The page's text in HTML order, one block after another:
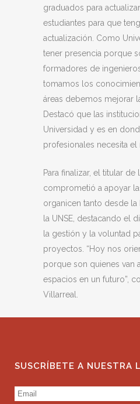
graduados para
estudiantes para que
actualización. Como
tener presencia porque
formadores de
tomamos los
áreas debemos mejorar
Destacó que las
Universidad y es en
profesionales necesita el
Para finalizar, el titular de
comprometió a apoyar
organicen tanto desde
la UNSE, destacando el
la gestión y la voluntad
proyectos. “Hoy nos
porque son quienes van
espacios en un futuro”,
Villarreal.
SUSCRÍBETE A NUESTRA